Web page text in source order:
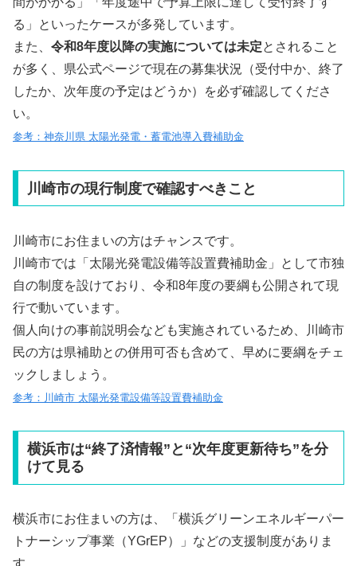
る」といったケースが多発しています。
また、 令和8年度以降の実施については未定とされること
が多く、県公式ページで現在の募集状況（受付中か、終了
したか、次年度の予定はどうか）を必ず確認してくださ
い。
参考：神奈川県 太陽光発電・蓄電池導入費補助金
川崎市の現行制度で確認すべきこと
川崎市にお住まいの方はチャンスです。
川崎市では「太陽光発電設備等設置費補助金」として市独
自の制度を設けており、令和8年度の要綱も公開されて現
行で動いています。
個人向けの事前説明会なども実施されているため、川崎市
民の方は県補助との併用可否も含めて、早めに要綱をチェ
ックしましょう。
参考：川崎市 太陽光発電設備等設置費補助金
横浜市は“終了済情報”と“次年度更新待ち”を分
けて見る
横浜市にお住まいの方は、「横浜グリーンエネルギーパー
トナーシップ事業（YGrEP）」などの支援制度がありま